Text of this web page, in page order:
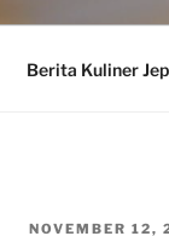
Berita Kuliner
POSTED
NOVEMBER 12,